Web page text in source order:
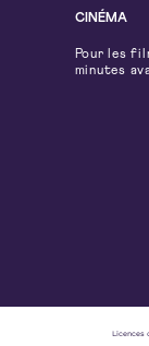
CINÉMA
Pour les
minutes
Licences